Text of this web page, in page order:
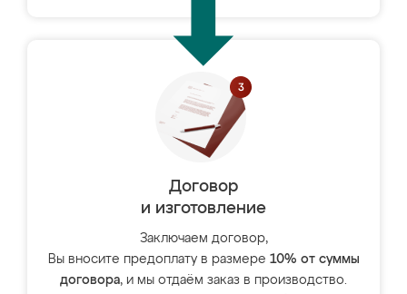
Договор
и изготовление
Заключаем договор,
Вы вносите предоплату в размере 10% от суммы
договора, и мы отдаём заказ в производство.